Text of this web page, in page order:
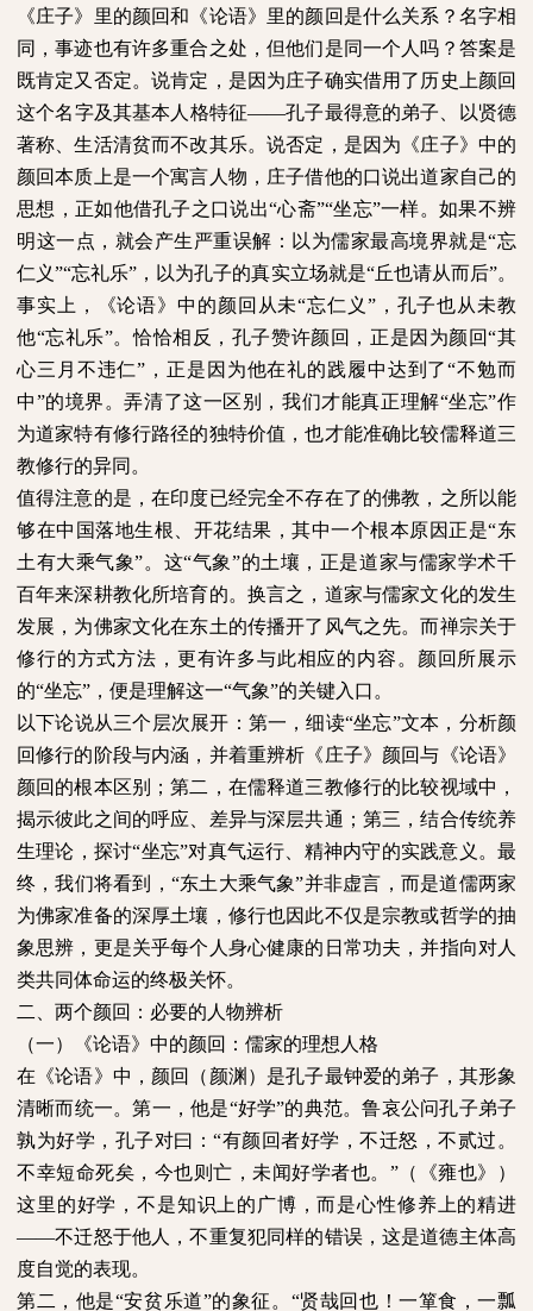
《庄子》里的颜回和《论语》里的颜回是什么关系？名字相
同，事迹也有许多重合之处，但他们是同一个人吗？答案是
既肯定又否定。说肯定，是因为庄子确实借用了历史上颜回
这个名字及其基本人格特征——孔子最得意的弟子、以贤德
著称、生活清贫而不改其乐。说否定，是因为《庄子》中的
颜回本质上是一个寓言人物，庄子借他的口说出道家自己的
思想，正如他借孔子之口说出“心斋”“坐忘”一样。如果不辨
明这一点，就会产生严重误解：以为儒家最高境界就是“忘
仁义”“忘礼乐”，以为孔子的真实立场就是“丘也请从而后”。
事实上，《论语》中的颜回从未“忘仁义”，孔子也从未教
他“忘礼乐”。恰恰相反，孔子赞许颜回，正是因为颜回“其
心三月不违仁”，正是因为他在礼的践履中达到了“不勉而
中”的境界。弄清了这一区别，我们才能真正理解“坐忘”作
为道家特有修行路径的独特价值，也才能准确比较儒释道三
教修行的异同。
值得注意的是，在印度已经完全不存在了的佛教，之所以能
够在中国落地生根、开花结果，其中一个根本原因正是“东
土有大乘气象”。这“气象”的土壤，正是道家与儒家学术千
百年来深耕教化所培育的。换言之，道家与儒家文化的发生
发展，为佛家文化在东土的传播开了风气之先。而禅宗关于
修行的方式方法，更有许多与此相应的内容。颜回所展示
的“坐忘”，便是理解这一“气象”的关键入口。
以下论说从三个层次展开：第一，细读“坐忘”文本，分析颜
回修行的阶段与内涵，并着重辨析《庄子》颜回与《论语》
颜回的根本区别；第二，在儒释道三教修行的比较视域中，
揭示彼此之间的呼应、差异与深层共通；第三，结合传统养
生理论，探讨“坐忘”对真气运行、精神内守的实践意义。最
终，我们将看到，“东土大乘气象”并非虚言，而是道儒两家
为佛家准备的深厚土壤，修行也因此不仅是宗教或哲学的抽
象思辨，更是关乎每个人身心健康的日常功夫，并指向对人
类共同体命运的终极关怀。
二、两个颜回：必要的人物辨析
（一）《论语》中的颜回：儒家的理想人格
在《论语》中，颜回（颜渊）是孔子最钟爱的弟子，其形象
清晰而统一。第一，他是“好学”的典范。鲁哀公问孔子弟子
孰为好学，孔子对曰：“有颜回者好学，不迁怒，不贰过。
不幸短命死矣，今也则亡，未闻好学者也。”（《雍也》）
这里的好学，不是知识上的广博，而是心性修养上的精进
——不迁怒于他人，不重复犯同样的错误，这是道德主体高
度自觉的表现。
第二，他是“安贫乐道”的象征。“贤哉回也！一箪食，一瓢